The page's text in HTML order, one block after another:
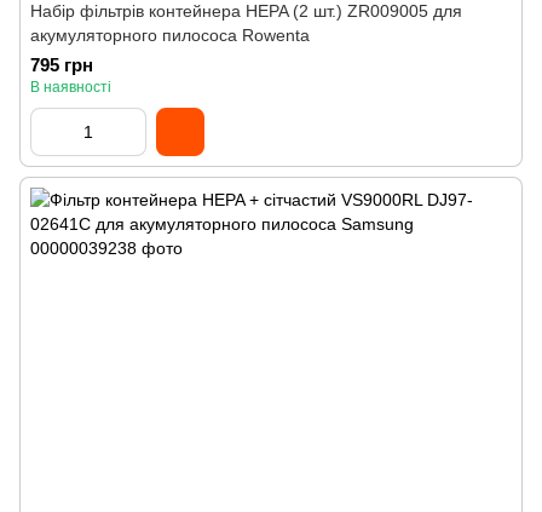
Набір фільтрів контейнера HEPA (2 шт.) ZR009005 для
акумуляторного пилососа Rowenta
795 грн
В наявності